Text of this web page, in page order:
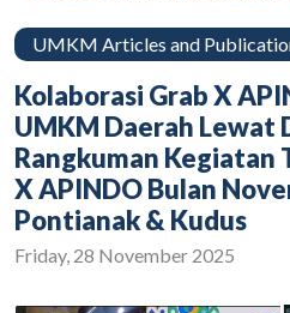
UMKM Articles and
Kolaborasi Grab X
UMKM Daerah Lewat
Rangkuman Kegiatan
X APINDO Bulan
Pontianak & Kudus
Friday, 28 November 2025